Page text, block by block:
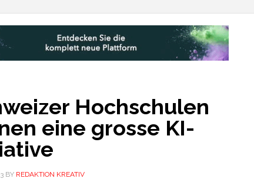
Hochschulen
eine grosse KI-
BY REDAKTION KREATIV